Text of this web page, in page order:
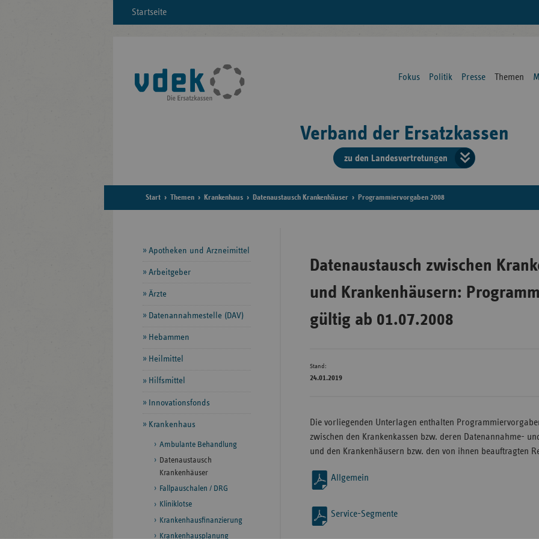
Startseite
Fokus Politik Presse Themen
Verband der Ersatzkassen
zu den Landesvertretungen
der
Hessen
Start Themen Krankenhaus Datenaustausch Krankenhäuser Programmiervorgaben 2008
Datenaustausch zwischen
und Krankenhäusern:
gültig ab 01.07.2008
Stand:
24.01.2019
Die vorliegenden Unterlagen enthalten
zwischen den Krankenkassen bzw. deren Datenannahme-
und den Krankenhäusern bzw. den von ihnen beauftragten
Allgemein
Service-Segmente
Seitennavigation
Apotheken und Arzneimittel
Arbeitgeber
Ärzte
Datenannahmestelle (DAV)
Hebammen
Heilmittel
Hilfsmittel
Innovationsfonds
Krankenhaus
Ambulante Behandlung
Datenaustausch
Krankenhäuser
Fallpauschalen / DRG
Kliniklotse
Krankenhausfinanzierung
Krankenhausplanung